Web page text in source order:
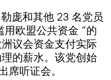
庞和其他 23 名党员
欧盟公共资金 ”的
议会资金支付实际
的薪水。该党创始
席听证会。